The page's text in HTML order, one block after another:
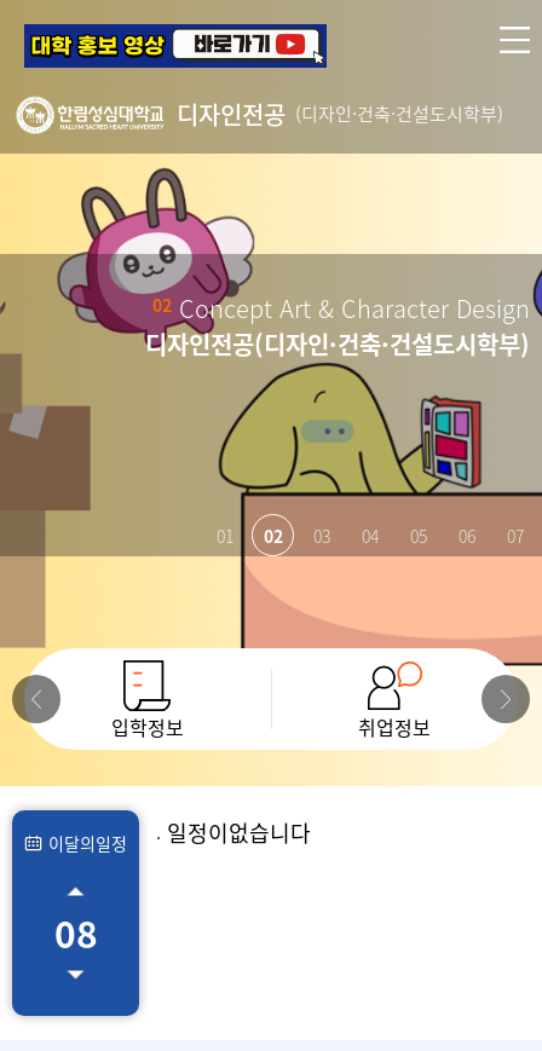
디자인전공 (디자인·건축·건설도시학부)
02 Concept Art & Character Design
디자인전공(디자인·건축·건설도시학부)
01 02 03 04 05 06 07
입학정보 취업정보
이달의일정
08
일정이없습니다